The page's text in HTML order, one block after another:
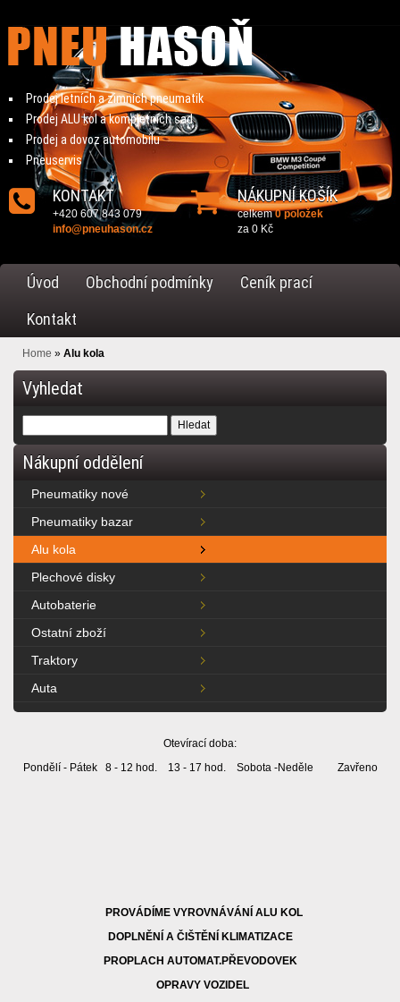
Prodej letních a zimních pneumatik
Prodej ALU kol a kompletních sad
Prodej a dovoz automobilu
Pneuservis
KONTAKT
+420 607 843 079
info@pneuhason.cz
NÁKUPNÍ KOŠÍK
celkem0 položek
za 0 Kč
Úvod Obchodní podmínky
Ceník prací
Kontakt
Home » Alu kola
Vyhledat
Nákupní oddělení
Pneumatiky nové
Pneumatiky bazar
Alu kola
Plechové disky
Autobaterie
Ostatní zboží
Traktory
Auta
Otevírací doba:
Pondělí - Pátek 8 - 12 hod. 13 - 17 hod. Sobota -Neděle Zavřeno
PROVÁDÍME VYROVNÁVÁNÍ ALU KOL
DOPLNĚNÍ A ČIŠTĚNÍ KLIMATIZACE
PROPLACH AUTOMAT.PŘEVODOVEK
OPRAVY VOZIDEL